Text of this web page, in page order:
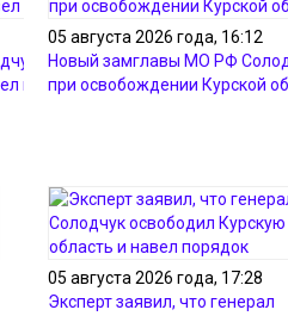
порядок
05 августа 2026 года, 16:12
Новый замглавы МО РФ
при освобождении Курской
05 августа 2026 года, 17:28
Эксперт заявил, что генерал